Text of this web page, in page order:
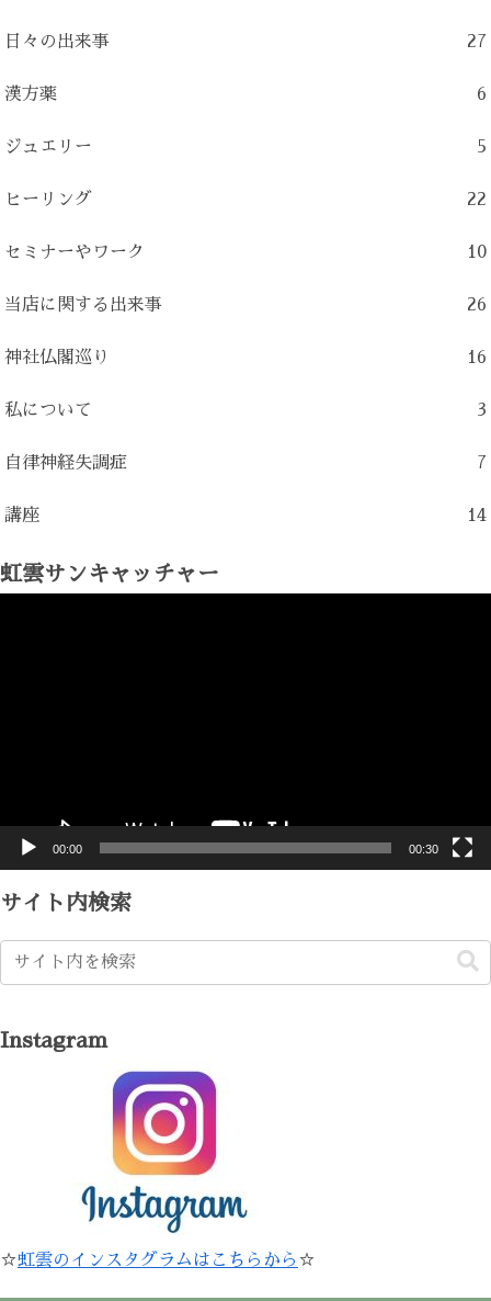
日々の出来事 27
漢方薬 6
ジュエリー 5
ヒーリング 22
セミナーやワーク 10
当店に関する出来事 26
神社仏閣巡り 16
私について 3
自律神経失調症 7
講座 14
虹雲サンキャッチャー
00:00 00:30
サイト内検索
Instagram
☆虹雲のインスタグラムはこちらから ☆